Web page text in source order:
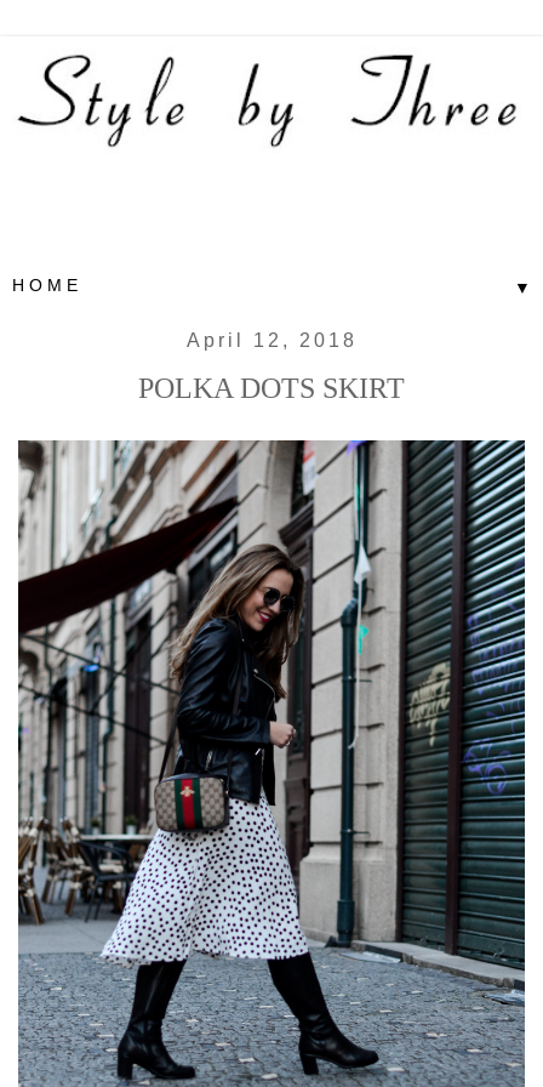
▼
April 12, 2018
POLKA DOTS SKIRT